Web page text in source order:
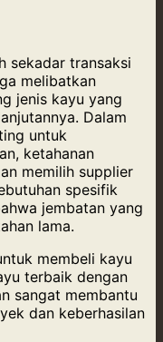
sekadar transaksi
melibatkan
jenis kayu yang
Dalam
untuk
ketahanan
memilih supplier
spesifik
jembatan yang
lama.
membeli kayu
terbaik dengan
sangat membantu
dan keberhasilan